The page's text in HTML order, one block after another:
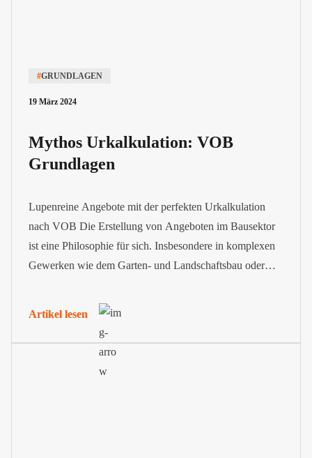
#GRUNDLAGEN
19 März 2024
Mythos Urkalkulation: VOB
Grundlagen
Lupenreine Angebote mit der perfekten Urkalkulation
nach VOB Die Erstellung von Angeboten im Bausektor
ist eine Philosophie für sich. Insbesondere in komplexen
Gewerken wie dem Garten- und Landschaftsbau oder
Urkalkulation, um Einheitspreise zu ermitteln und
Auftraggeber in seiner Ausschreibung gefordert. Wir...
Artikel lesen